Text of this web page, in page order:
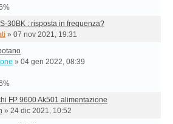
30BK : risposta in frequenza?
» 07 nov 2021, 19:31
» 04 gen 2022, 08:39
FP 9600 Ak501 alimentazione
» 24 dic 2021, 10:52